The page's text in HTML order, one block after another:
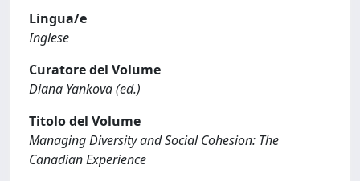
Lingua/e
Inglese
Curatore del Volume
Diana Yankova (ed.)
Titolo del Volume
Managing Diversity and Social Cohesion: The
Canadian Experience